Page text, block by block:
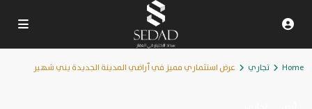
Home تجاري عرض استثماري مميز في أراضي المدينة الجديدة يني شهير